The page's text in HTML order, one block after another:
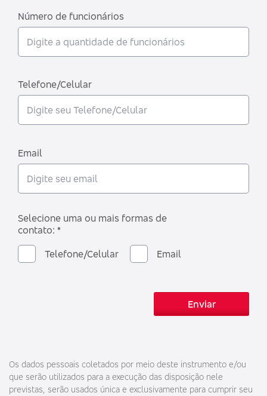
Número de funcionários
Telefone/Celular
Email
Selecione uma ou mais formas de
contato: *
Telefone/Celular
Email
Enviar
Os dados pessoais coletados por meio deste instrumento e/ou
que serão utilizados para a execução das disposição nele
previstas, serão usados única e exclusivamente para cumprir seu